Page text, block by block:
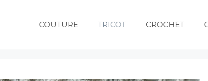
COUTURE TRICOT CROCHET